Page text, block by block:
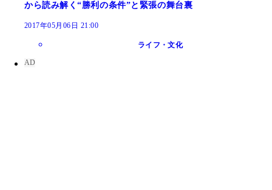
から読み解く“勝利の条件”と緊張の舞台裏
2017年05月06日 21:00
ライフ・文化